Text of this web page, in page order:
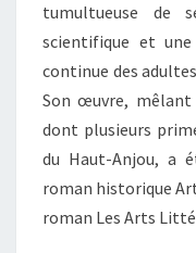
tumultueuse de
scientifique et
continue des
Son œuvre, mêlant
dont plusieurs
du Haut-Anjou, a
roman historique
roman Les Arts